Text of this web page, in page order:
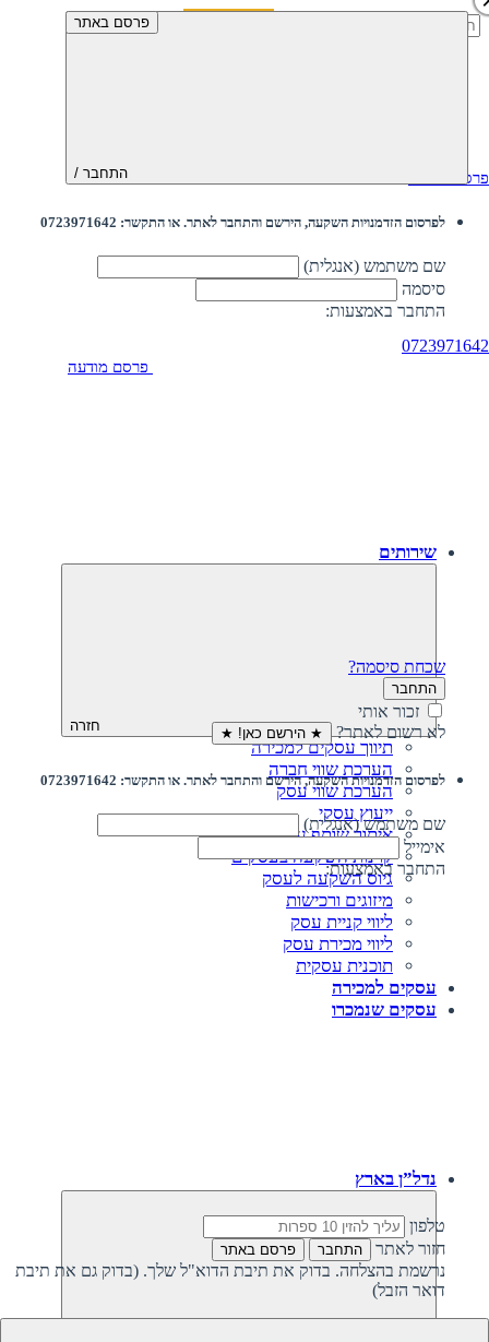
חיפוש:
0723971642
פרסם מודעה התחבר /
לפרסום הזדמנויות השקעה, הירשם והתחבר לאתר. או התקשר: 0723971642
שם משתמש (אנגלית)
סיסמה
התחבר באמצעות:
שכחת סיסמה?
התחבר
זכור אותי
לא רשום לאתר? ★ הירשם כאן! ★
פרסם באתר
לפרסום הזדמנויות השקעה, הירשם והתחבר לאתר. או התקשר: 0723971642
שם משתמש (אנגלית)
אימייל
התחבר באמצעות:
טלפון
חזור לאתר
התחבר פרסם באתר
נרשמת בהצלחה. בדוק את תיבת הדוא"ל שלך. (בדוק גם את תיבת
דואר הזבל)
פרסם מודעה
שירותים
חזרה
תיווך עסקים למכירה
הערכת שווי חברה
הערכת שווי עסק
ייעוץ עסקי
איתור שותף עסקי
קרנות השקעה בעסקים
גיוס השקעה לעסק‎‎
מיזוגים ורכישות
ליווי קניית עסק
ליווי מכירת עסק
תוכנית עסקית
עסקים למכירה
עסקים שנמכרו
נדל”ן בארץ